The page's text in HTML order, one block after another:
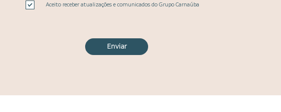
Aceito receber atualizações e comunicados do Grupo Carnaúba
Enviar